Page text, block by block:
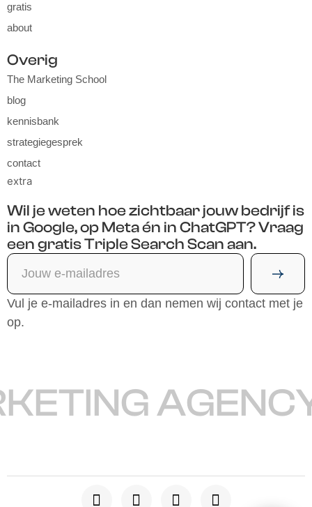
gratis
about
Overig
The Marketing School
blog
kennisbank
strategiegesprek
contact
extra
Wil je weten hoe zichtbaar jouw bedrijf is
in Google, op Meta én in ChatGPT? Vraag
een gratis Triple Search Scan aan.
Vul je e-mailadres in en dan nemen wij contact met je
op.
AGENCY